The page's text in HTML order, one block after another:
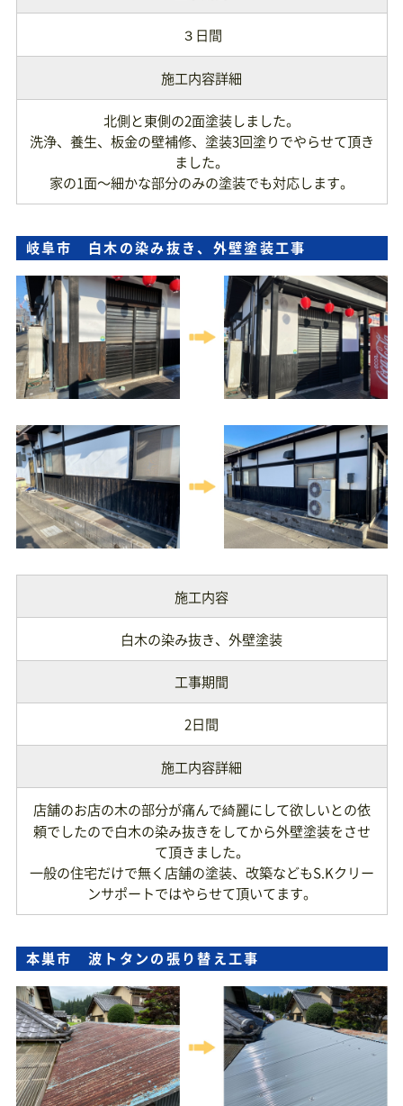
３日間
施工内容詳細
北側と東側の2面塗装しました。
洗浄、養生、板金の壁補修、塗装3回塗りでやらせて頂き
ました。
家の1面〜細かな部分のみの塗装でも対応します。
岐阜市 白木の染み抜き、外壁塗装工事
施工内容
白木の染み抜き、外壁塗装
工事期間
2日間
施工内容詳細
店舗のお店の木の部分が痛んで綺麗にして欲しいとの依
頼でしたので白木の染み抜きをしてから外壁塗装をさせ
て頂きました。
一般の住宅だけで無く店舗の塗装、改築などもS.Kクリー
ンサポートではやらせて頂いてます。
本巣市 波トタンの張り替え工事